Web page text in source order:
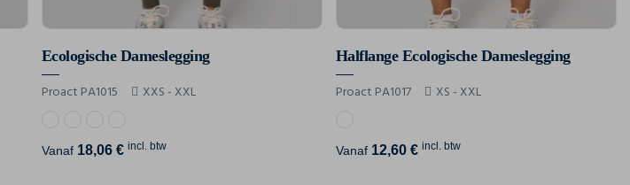
Ecologische Dameslegging
Proact PA1015 XXS - XXL
Vanaf 18,06 € incl. btw
Halflange Ecologische Dameslegging
Proact PA1017 XS - XXL
Vanaf 12,60 € incl. btw